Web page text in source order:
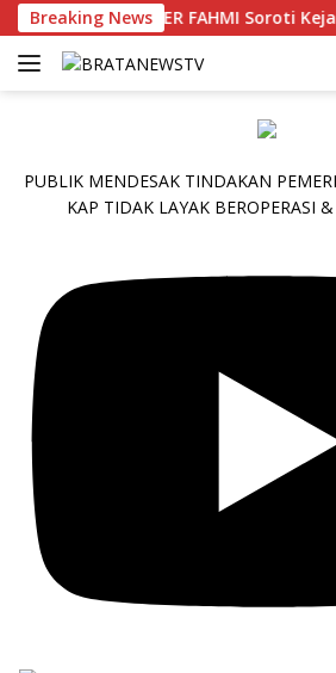
Langsung
ke
konten
Breaking News
SEKBER FAHMI Soroti Kejanggalan
PUBLIK MENDESAK TINDAKAN
KAP TIDAK LAYAK BEROPERASI